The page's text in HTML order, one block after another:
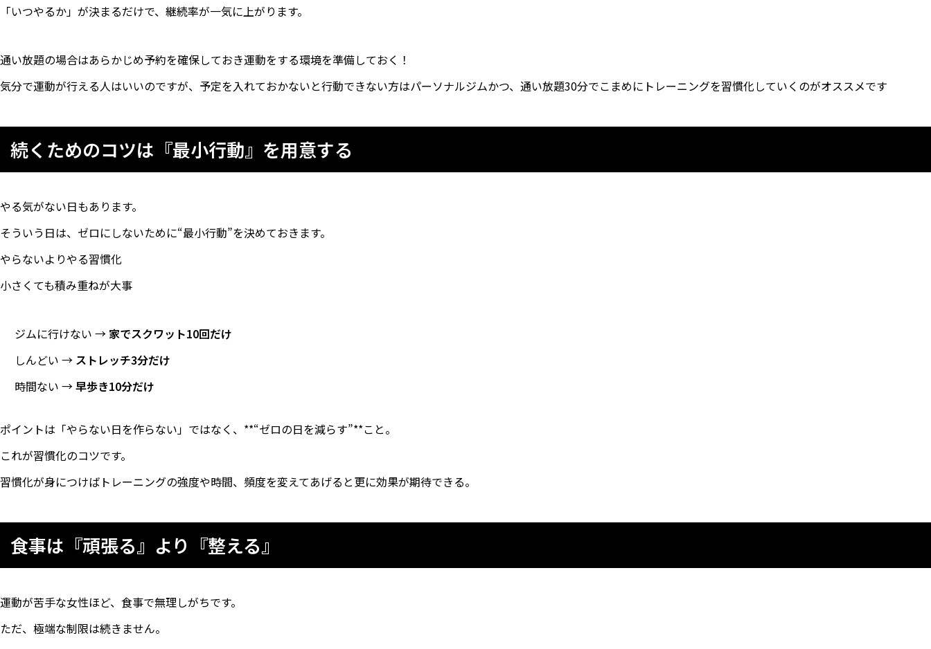
「いつやるか」が決まるだけで、継続率が一気に上がります。
通い放題の場合はあらかじめ予約を確保しておき運動をする環境を準備しておく！
気分で運動が行える人はいいのですが、予定を入れておかないと行動できない方はパーソナルジムかつ、通い放題30分でこまめにトレーニングを習慣化していくのがオススメです
続くためのコツは『最小行動』を用意する
やる気がない日もあります。
そういう日は、ゼロにしないために“最小行動”を決めておきます。
やらないよりやる習慣化
小さくても積み重ねが大事
ジムに行けない → 家でスクワット10回だけ
しんどい → ストレッチ3分だけ
時間ない →早歩き10分だけ
ポイントは「やらない日を作らない」ではなく、**“ゼロの日を減らす”**こと。
これが習慣化のコツです。
習慣化が身につけばトレーニングの強度や時間、頻度を変えてあげると更に効果が期待できる。
食事は『頑張る』より『整える』
運動が苦手な女性ほど、食事で無理しがちです。
ただ、極端な制限は続きません。